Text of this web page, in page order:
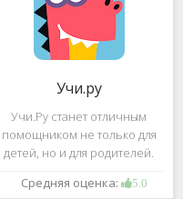
Учи.ру
Учи.Ру станет отличным
помощником не только для
детей, но и для родителей.
Это приложение заточено
под изучение различного
Средняя оценка: 5.0